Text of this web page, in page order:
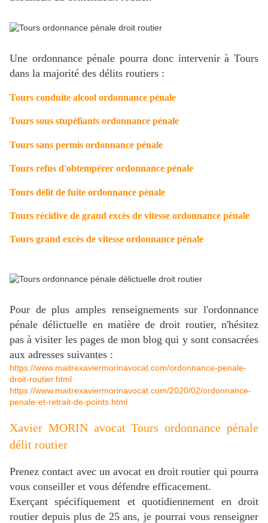
Une ordonnance pénale pourra donc intervenir à Tours
dans la majorité des délits routiers :
Tours conduite alcool ordonnance pénale
Tours sous stupéfiants ordonnance pénale
Tours sans permis ordonnance pénale
Tours refus d'obtempérer ordonnance pénale
Tours délit de fuite ordonnance pénale
Tours récidive de grand excès de vitesse ordonnance pénale
Tours grand excès de vitesse ordonnance pénale
Pour de plus amples renseignements sur l'ordonnance
pénale délictuelle en matière de droit routier, n'hésitez
pas à visiter les pages de mon blog qui y sont consacrées
aux adresses suivantes :
https://www.maitrexaviermorinavocat.com/ordonnance-penale-
droit-routier.html
https://www.maitrexaviermorinavocat.com/2020/02/ordonnance-
penale-et-retrait-de-points.html
Xavier MORIN avocat Tours ordonnance pénale
délit routier
Prenez contact avec un avocat en droit routier qui pourra
vous conseiller et vous défendre efficacement.
Exerçant spécifiquement et quotidiennement en droit
routier depuis plus de 25 ans, je pourrai vous renseigner